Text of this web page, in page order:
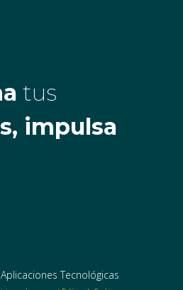
tus
impulsa
Tecnológicas